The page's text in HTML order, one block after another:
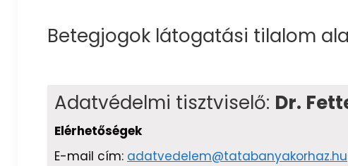
Betegjogok látogatási tilalom
Adatvédelmi tisztviselő: Dr.
Elérhetőségek
E-mail cím: adatvedelem@tatabanyakorhaz.hu